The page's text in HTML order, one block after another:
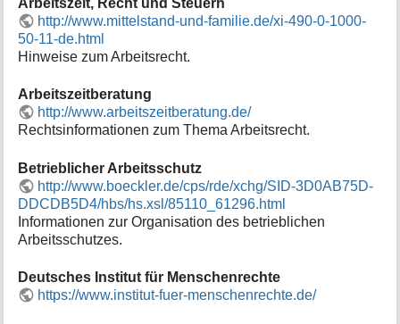
http://www.mittelstand-und-familie.de/xi-490-0-1000-
50-11-de.html
Hinweise zum Arbeitsrecht.
Arbeitszeitberatung
http://www.arbeitszeitberatung.de/
Rechtsinformationen zum Thema Arbeitsrecht.
Betrieblicher Arbeitsschutz
http://www.boeckler.de/cps/rde/xchg/SID-3D0AB75D-
DDCDB5D4/hbs/hs.xsl/85110_61296.html
Informationen zur Organisation des betrieblichen
Arbeitsschutzes.
Deutsches Institut für Menschenrechte
https://www.institut-fuer-menschenrechte.de/